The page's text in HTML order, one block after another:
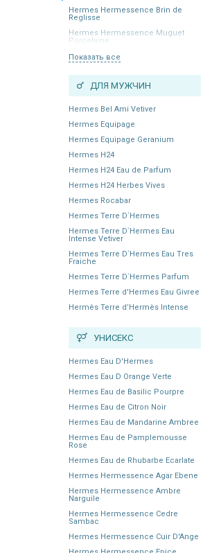
Hermes Hermessence Brin de
Reglisse
Hermes Hermessence Muguet
Porcelaine
Показать все
ДЛЯ МУЖЧИН
Hermes Bel Ami Vetiver
Hermes Equipage
Hermes Equipage Geranium
Hermes H24
Hermes H24 Eau de Parfum
Hermes H24 Herbes Vives
Hermes Rocabar
Hermes Terre D`Hermes
Hermes Terre D`Hermes Eau
Intense Vetiver
Hermes Terre D`Hermes Eau Tres
Fraiche
Hermes Terre D`Hermes Parfum
Hermes Terre d'Hermes Eau Givree
Hermès Terre d’Hermès Intense
УНИСЕКС
Hermes Eau D'Hermes
Hermes Eau D Orange Verte
Hermes Eau de Basilic Pourpre
Hermes Eau de Citron Noir
Hermes Eau de Mandarine Ambree
Hermes Eau de Pamplemousse
Rose
Hermes Eau de Rhubarbe Ecarlate
Hermes Hermessence Agar Ebene
Hermes Hermessence Ambre
Narguile
Hermes Hermessence Cedre
Sambac
Hermes Hermessence Cuir D'Ange